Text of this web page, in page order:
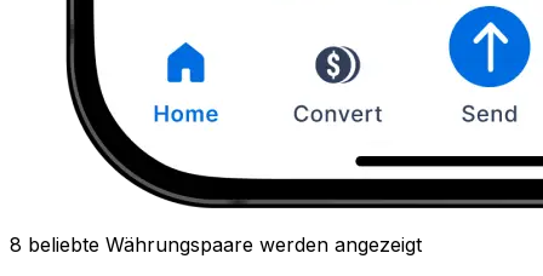
8 beliebte Währungspaare werden angezeigt